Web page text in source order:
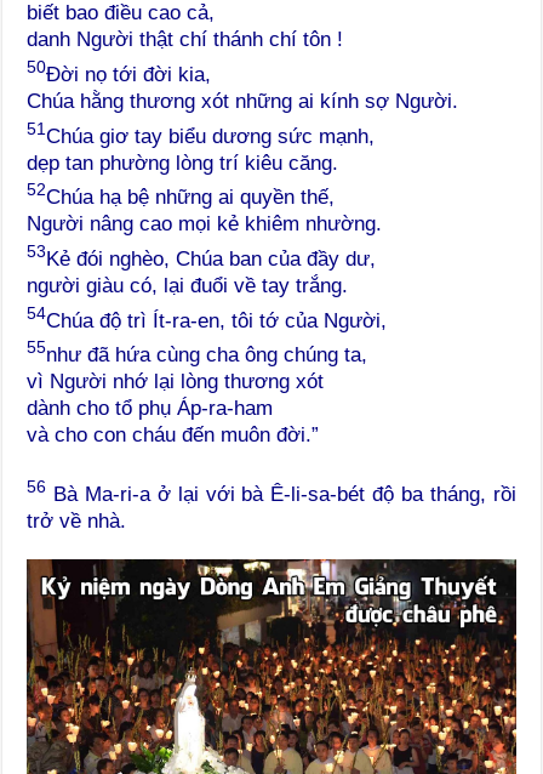
biết bao điều cao cả,
danh Người thật chí thánh chí tôn !
50Đời nọ tới đời kia,
Chúa hằng thương xót những ai kính sợ Người.
51 Chúa giơ tay biểu dương sức mạnh,
dẹp tan phường lòng trí kiêu căng.
52Chúa hạ bệ những ai quyền thế,
Người nâng cao mọi kẻ khiêm nhường.
53Kẻ đói nghèo, Chúa ban của đầy dư,
người giàu có, lại đuổi về tay trắng.
54Chúa độ trì Ít-ra-en, tôi tớ của Người,
55như đã hứa cùng cha ông chúng ta,
vì Người nhớ lại lòng thương xót
dành cho tổ phụ Áp-ra-ham
và cho con cháu đến muôn đời.”
56 Bà Ma-ri-a ở lại với bà Ê-li-sa-bét độ ba tháng, rồi
trở về nhà.